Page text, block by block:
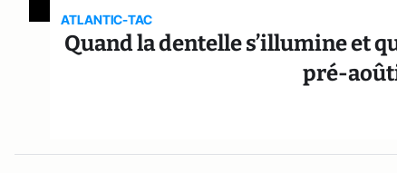
ATLANTIC-TAC
Quand la dentelle s’illumine et
pré-